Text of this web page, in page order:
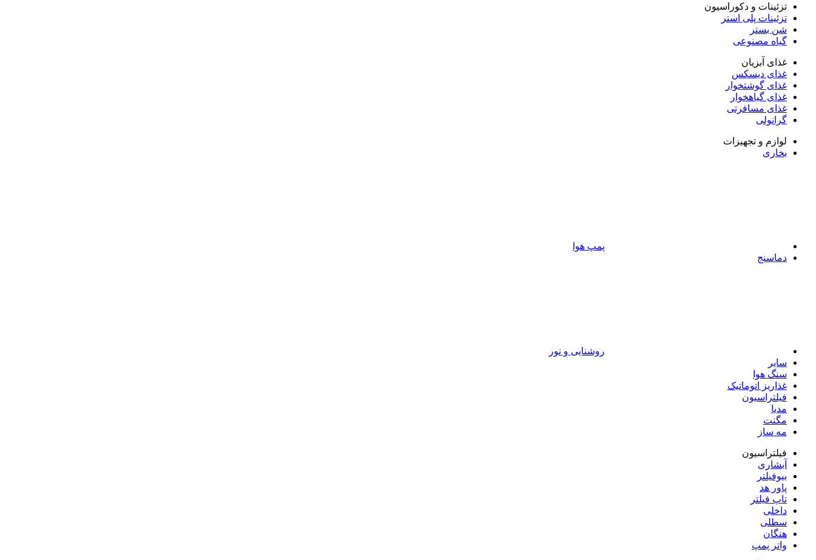
تزئینات و دکوراسیون
تزئینات پلی استر
شن بستر
گیاه مصنوعی
غذای آبزیان
غذای دیسکس
غذای گوشتخوار
غذای گیاهخوار
غذای مسافرتی
گرانولی
لوازم و تجهیزات
بخاری
پمپ هوا
دماسنج
روشنایی و نور
سایر
سنگ هوا
غذاریز اتوماتیک
فیلتراسیون
مدیا
مگنت
مه ساز
فیلتراسیون
آبشاری
بیوفیلتر
پاور هد
تاپ فیلتر
داخلی
سطلی
هنگان
واتر پمپ